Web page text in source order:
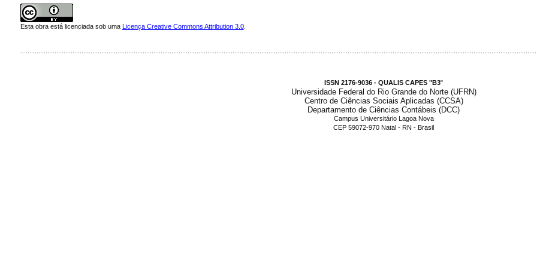
Esta obra está licenciada sob uma Licença Creative Commons Attribution 3.0.
ISSN 2176-9036 - QUALIS CAPES "B3"
Universidade Federal do Rio Grande do Norte (UFRN)
Centro de Ciências Sociais Aplicadas (CCSA)
Departamento de Ciências Contábeis (DCC)
Campus Universitário Lagoa Nova
CEP 59072-970 Natal - RN - Brasil